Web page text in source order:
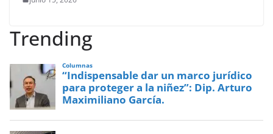
Trending